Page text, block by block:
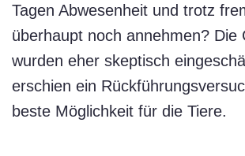
Tagen Abwesenheit und trotz
überhaupt noch annehmen? Die
wurden eher skeptisch
erschien ein
beste Möglichkeit für die Tiere.